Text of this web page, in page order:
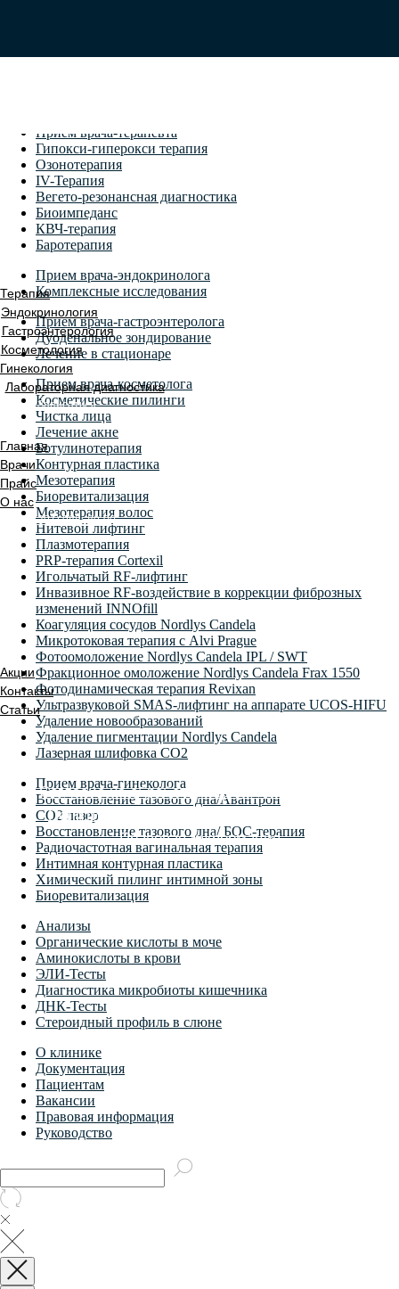
Терапия
Эндокринология
Гастроэнтерология
Косметология
Гинекология
Лабораторная диагностика
Записаться
Главная
Врачи
Прайс
О нас
+7 (391) 988–89-00
Акции
Контакты
Статьи
Гастроэнтерология
Прием врача-терапевта
Гипокси-гиперокси терапия
Озонотерапия
IV-Терапия
Вегето-резонансная диагностика
Биоимпеданс
КВЧ-терапия
Баротерапия
Прием врача-эндокринолога
Комплексные исследования
Прием врача-гастроэнтеролога
Дуоденальное зондирование
Лечение в стационаре
Прием врача-косметолога
Косметические пилинги
Чистка лица
Лечение акне
Ботулинотерапия
Контурная пластика
Мезотерапия
Биоревитализация
Мезотерапия волос
Нитевой лифтинг
Плазмотерапия
PRP-терапия Cortexil
Игольчатый RF-лифтинг
Инвазивное RF-воздействие в коррекции фиброзных
изменений INNOfill
Коагуляция сосудов Nordlys Candela
Микротоковая терапия с Alvi Prague
Фотоомоложение Nordlys Candela IPL / SWT
Фракционное омоложение Nordlys Candela Frax 1550
Фотодинамическая терапия Revixan
Ультразвуковой SMAS-лифтинг на аппарате UCOS-HIFU
Удаление новообразований
Удаление пигментации Nordlys Candela
Лазерная шлифовка CO2
Прием врача-гинеколога
Восстановление тазового дна/Авантрон
СО2 лазер
Восстановление тазового дна/ БОС-терапия
Радиочастотная вагинальная терапия
Интимная контурная пластика
Химический пилинг интимной зоны
Биоревитализация
Анализы
Органические кислоты в моче
Аминокислоты в крови
ЭЛИ-Тесты
Диагностика микробиоты кишечника
ДНК-Тесты
Стероидный профиль в слюне
О клинике
Документация
Пациентам
Вакансии
Правовая информация
Руководство
Политика конфеденциальности
Согласие на обработку персональных данных
Политика обработки персональных данных
Правовая информация